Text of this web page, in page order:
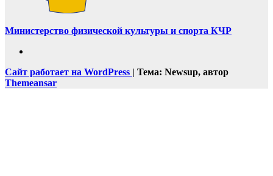
Министерство физической культуры и спорта КЧР
Сайт работает на WordPress | Тема: Newsup, автор
Themeansar